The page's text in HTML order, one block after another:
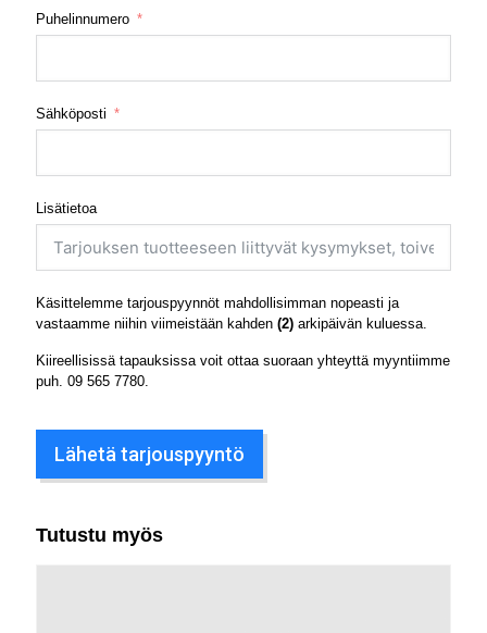
Puhelinnumero
Sähköposti
Lisätietoa
Käsittelemme tarjouspyynnöt mahdollisimman nopeasti ja
vastaamme niihin viimeistään kahden (2) arkipäivän kuluessa.
Kiireellisissä tapauksissa voit ottaa suoraan yhteyttä myyntiimme
puh. 09 565 7780
Lähetä tarjouspyyntö
Tutustu myös